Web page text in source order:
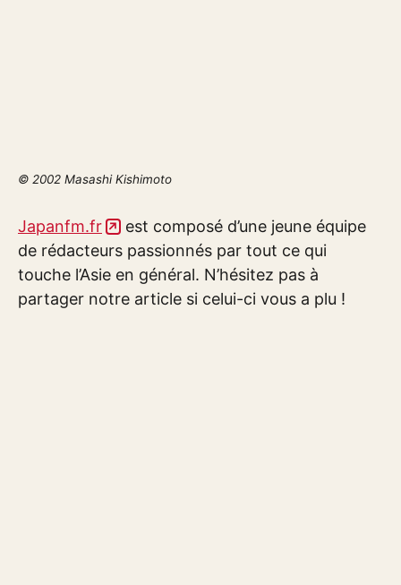
© 2002 Masashi Kishimoto
Japanfm.fr
est composé d’une jeune équipe
de rédacteurs passionnés par tout ce qui
touche l’Asie en général. N’hésitez pas à
partager notre article si celui-ci vous a plu !